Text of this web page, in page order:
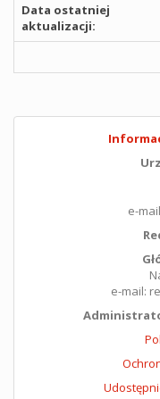
Data ostatniej
aktualizacji:
e-
e-mail: